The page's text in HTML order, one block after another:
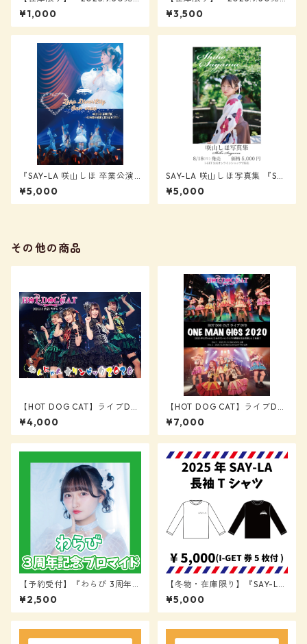
売 SAY-LA 咲山しほ 証明写真
ガイドライン風写真』【SAY-L
A】
¥1,000
売 SAY-LA 集合・個人アクス
タ』【SAY-LA】
¥3,500
『SAY-LA 咲山しほ 卒業公演D
VD』【SAY-LA】
¥5,000
SAY-LA 咲山しほ写真集 『Shi
ho Sayama』
¥5,000
その他の商品
【HOT DOG CAT】ライブDV
D「2020.3.3 渋谷WWWワン
マン『わんにゃんオリンピッ
ク』」
¥4,000
【HOT DOG CAT】ライブDV
D『ONE MAN GIGS 2020』
¥7,000
【予約受付】『わらび 3周年記
念 ブロマイド』【SAY-LA】
¥2,500
【冬物・在庫限り】『SAY-LA
長袖Tシャツ』【SAY-LA】
¥5,000